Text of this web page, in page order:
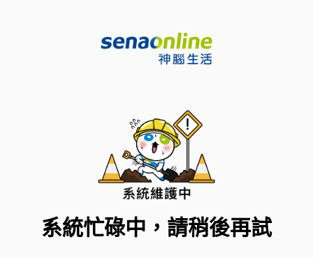
系統忙碌中，請稍後再試